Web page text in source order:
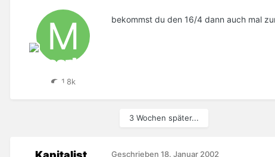
1,8k
bekommst du den 16/4 dann auch mal
3 Wochen später...
Geschrieben 18. Januar 2002